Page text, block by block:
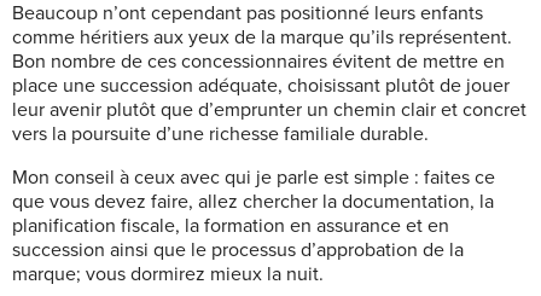
Beaucoup n’ont cependant pas positionné leurs enfants
comme héritiers aux yeux de la marque qu’ils représentent.
Bon nombre de ces concessionnaires évitent de mettre en
place une succession adéquate, choisissant plutôt de jouer
leur avenir plutôt que d’emprunter un chemin clair et concret
vers la poursuite d’une richesse familiale durable.
Mon conseil à ceux avec qui je parle est simple : faites ce
que vous devez faire, allez chercher la documentation, la
planification fiscale, la formation en assurance et en
succession ainsi que le processus d’approbation de la
marque; vous dormirez mieux la nuit.